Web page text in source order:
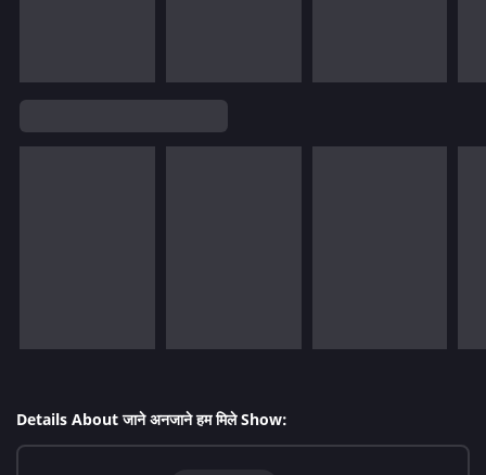
Details About जाने अनजाने हम मिले Show: